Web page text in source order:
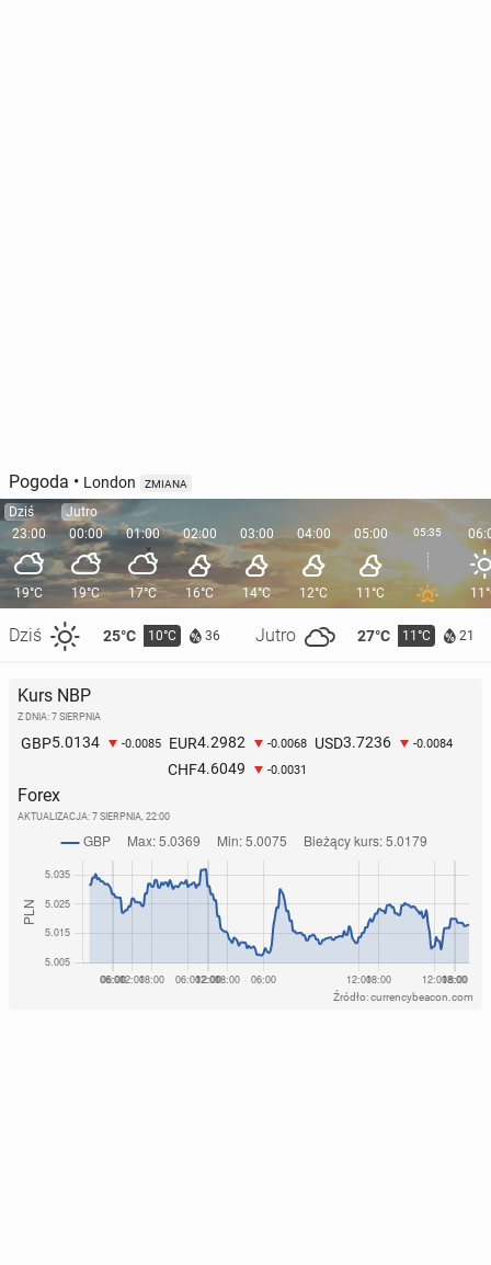
Pogoda • London ZMIANA
Dziś
23:00
19°C
Dziś 25°C 10°C 36 Jutro 27°C 11°C 21
Jutro
00:00
19°C
01:00
17°C
02:00
16°C
03:00
14°C
04:00
12°C
05:00
11°C
05:35
Kurs NBP
Z DNIA: 7 SIERPNIA
GBP5.0134 -0.0085 EUR4.2982 -0.0068 USD3.7236 -0.0084
CHF4.6049 -0.0031
Forex
AKTUALIZACJA: 7 SIERPNIA, 22:00
Źródło: currencybeacon.com